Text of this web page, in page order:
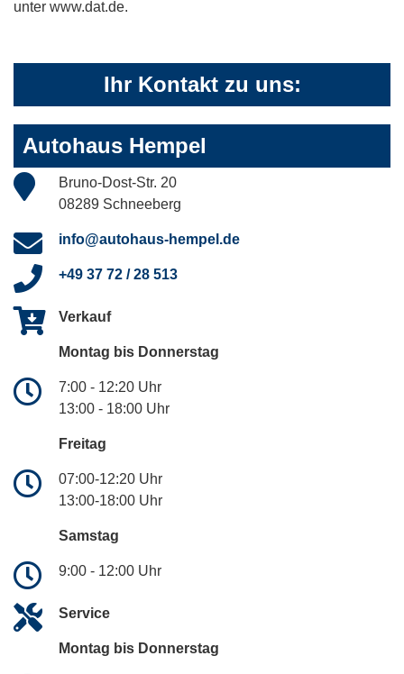
unter www.dat.de.
Ihr Kontakt zu uns:
Autohaus Hempel
Bruno-Dost-Str. 20
08289 Schneeberg
info@autohaus-hempel.de
+49 37 72 / 28 513
Verkauf
Montag bis Donnerstag
7:00 - 12:20 Uhr
13:00 - 18:00 Uhr
Freitag
07:00-12:20 Uhr
13:00-18:00 Uhr
Samstag
9:00 - 12:00 Uhr
Service
Montag bis Donnerstag